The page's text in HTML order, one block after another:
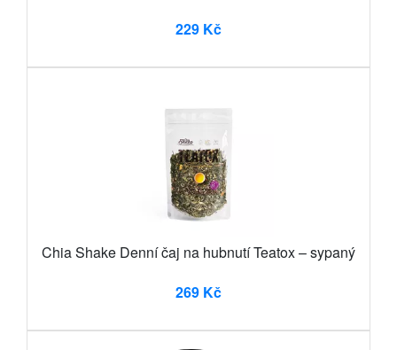
229 Kč
Chia Shake Denní čaj na hubnutí Teatox – sypaný
269 Kč